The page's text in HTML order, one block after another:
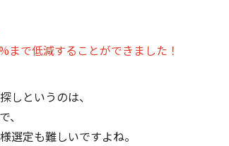
で低減することができました！
しというのは、
、
選定も難しいですよね。